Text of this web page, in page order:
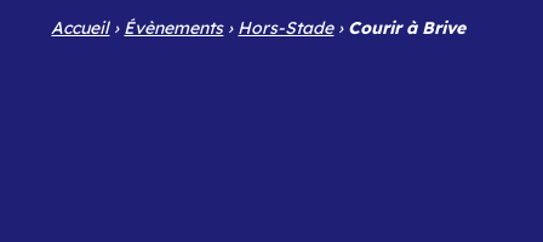
Accueil› Évènements› Hors-Stade› Courir à Brive